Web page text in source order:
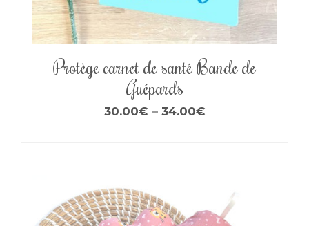
Protège carnet de santé Bande de
Guépards
30.00€ – 34.00€